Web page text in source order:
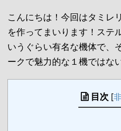
こんにちは！今回はタミレ
を作ってまいります！ステ
いうぐらい有名な機体で、
ークで魅力的な１機ではな
目次 [